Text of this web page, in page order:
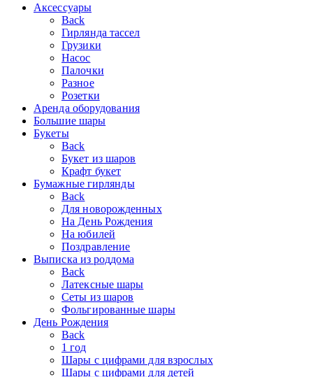
Аксессуары
Back
Гирлянда тассел
Грузики
Насос
Палочки
Разное
Розетки
Аренда оборудования
Большие шары
Букеты
Back
Букет из шаров
Крафт букет
Бумажные гирлянды
Back
Для новорожденных
На День Рождения
На юбилей
Поздравление
Выписка из роддома
Back
Латексные шары
Сеты из шаров
Фольгированные шары
День Рождения
Back
1 год
Шары с цифрами для взрослых
Шары с цифрами для детей